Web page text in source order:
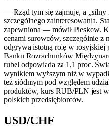
— Rząd tym się zajmuje, a „silny
szczególnego zainteresowania.
zapewniona — mówił Pieskow.
cenami surowców, szczególnie z
odgrywa istotną rolę w rosyjskiej
Banku Rozrachunków
rubel odpowiada za 1,1 proc.
wynikiem wyższym niż w
też siódmym pod względem
produktów, kurs RUB/PLN jest
polskich przedsiębiorców.
USD/CHF